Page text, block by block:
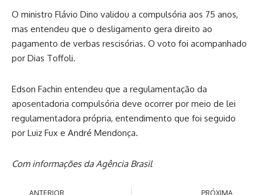
O ministro Flávio Dino validou a compulsória aos 75 anos,
mas entendeu que o desligamento gera direito ao
pagamento de verbas rescisórias. O voto foi acompanhado
por Dias Toffoli.
Edson Fachin entendeu que a regulamentação da
aposentadoria compulsória deve ocorrer por meio de lei
regulamentadora própria, entendimento que foi seguido
por Luiz Fux e André Mendonça.
Com informações da Agência Brasil
ANTERIOR PRÓXIMA